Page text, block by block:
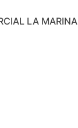
LA MARINA